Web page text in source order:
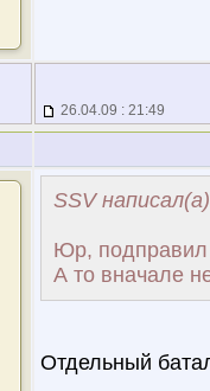
26.04.09 : 21:49
SSV написал(а)
Юр, подправил
А то вначале
Отдельный